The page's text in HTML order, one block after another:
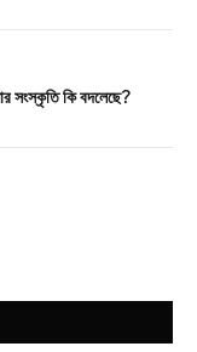
সংস্কৃতি কি বদলেছে?